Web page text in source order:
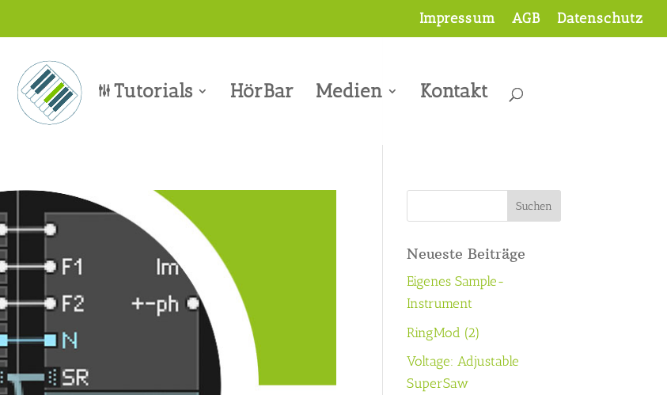
Impressum AGB Datenschutz
Tutorials HörBar Medien Kontakt
Neueste Beiträge
Eigenes Sample-
Instrument
RingMod (2)
Voltage: Adjustable
SuperSaw